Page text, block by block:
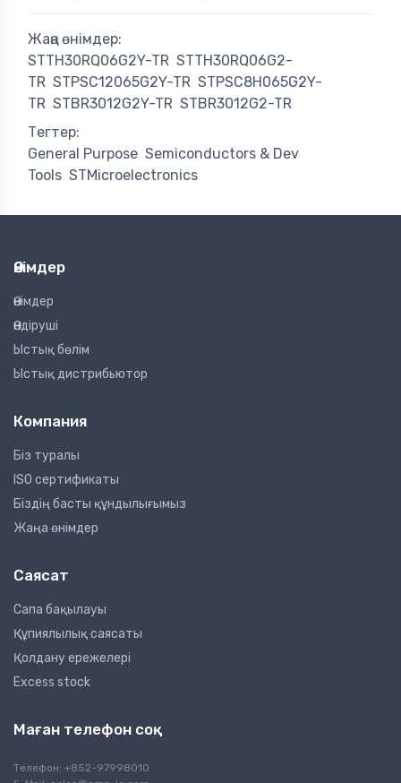
Жаңа өнімдер:
STTH30RQ06G2Y-TR STTH30RQ06G2-
TR STPSC12065G2Y-TR STPSC8H065G2Y-
TR STBR3012G2Y-TR STBR3012G2-TR
Тегтер:
General Purpose Semiconductors & Dev
Tools STMicroelectronics
Өнімдер
Өнімдер
Өндіруші
Ыстық бөлім
Ыстық дистрибьютор
Компания
Біз туралы
ISO сертификаты
Біздің басты құндылығымыз
Жаңа өнімдер
Саясат
Сапа бақылауы
Құпиялылық саясаты
Қолдану ережелері
Excess stock
Маған телефон соқ
Телефон: +852-97998010